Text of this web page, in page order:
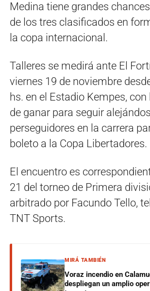
Medina tiene grandes
de los tres clasificados en
la copa internacional.
Talleres se medirá ante El
viernes 19 de noviembre
hs. en el Estadio Kempes,
de ganar para seguir
perseguidores en la carrera
boleto a la Copa Libertadores.
El encuentro es
21 del torneo de Primera
arbitrado por Facundo Tello,
TNT Sports.
MIRÁ TAMBIÉN
Voraz incendio en
despliegan un amplio